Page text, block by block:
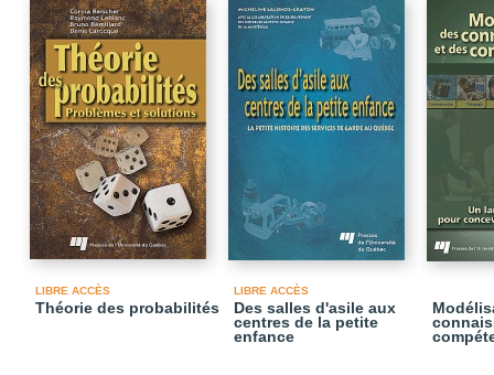
LIBRE ACCÈS
Théorie des probabilités
LIBRE ACCÈS
Des salles d'asile aux
centres de la petite
enfance